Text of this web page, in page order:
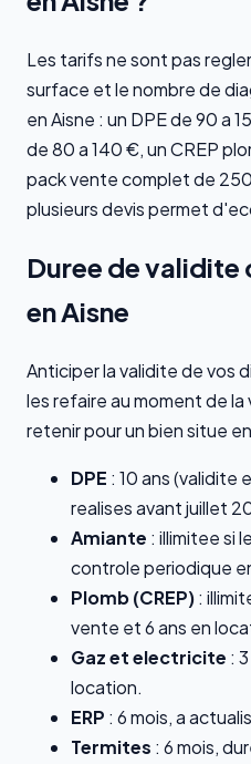
Les tarifs ne sont pas
surface et le nombre de
en Aisne : un DPE de 90 a
de 80 a 140 €, un CREP
pack vente complet de
plusieurs devis permet
Duree de
en Aisne
Anticiper la validite de vos
les refaire au moment de
retenir pour un bien situe
DPE : 10 ans (validite
realises avant juillet
Amiante : illimitee si
controle periodique
Plomb (CREP):
vente et 6 ans en
Gaz et electricite :
location.
ERP : 6 mois, a
Termites : 6 mois,